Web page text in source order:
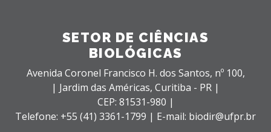
SETOR DE CIÊNCIAS
BIOLÓGICAS
Avenida Coronel Francisco H. dos Santos, nº 100,
| Jardim das Américas, Curitiba - PR |
CEP: 81531-980 |
Telefone: +55 (41) 3361-1799 | E-mail: biodir@ufpr.br